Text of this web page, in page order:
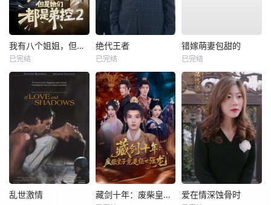
我有八个姐姐，但是他们都是弟控2
已完结
绝代王者
已完结
错嫁萌妻包甜的
已完结
乱世激情 藏剑十年：废柴皇子竟是绝世强龙 爱在情深蚀骨时